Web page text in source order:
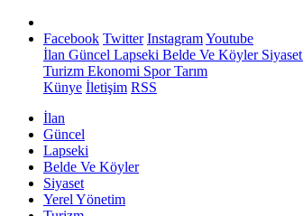
Facebook Twitter InstagramYoutube
İlan Güncel Lapseki Belde Ve KöylerSiyaset
Turizm Ekonomi SporTarım
Künye İletişim RSS
İlan
Güncel
Lapseki
Belde Ve Köyler
Siyaset
Yerel Yönetim